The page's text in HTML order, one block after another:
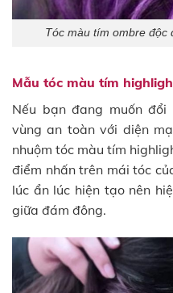
Tóc màu tím ombre độc
Mẫu tóc màu tím
Nếu bạn đang muốn
vùng an toàn với diện
nhuộm tóc màu tím
điểm nhấn trên mái tóc
lúc ẩn lúc hiện tạo nên
giữa đám đông.